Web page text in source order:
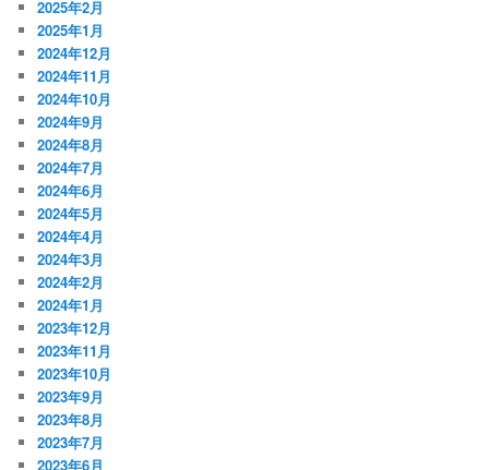
2025年2月
2025年1月
2024年12月
2024年11月
2024年10月
2024年9月
2024年8月
2024年7月
2024年6月
2024年5月
2024年4月
2024年3月
2024年2月
2024年1月
2023年12月
2023年11月
2023年10月
2023年9月
2023年8月
2023年7月
2023年6月